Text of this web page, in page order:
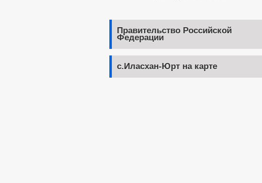
Правительство Российской
Федерации
с.Иласхан-Юрт на карте